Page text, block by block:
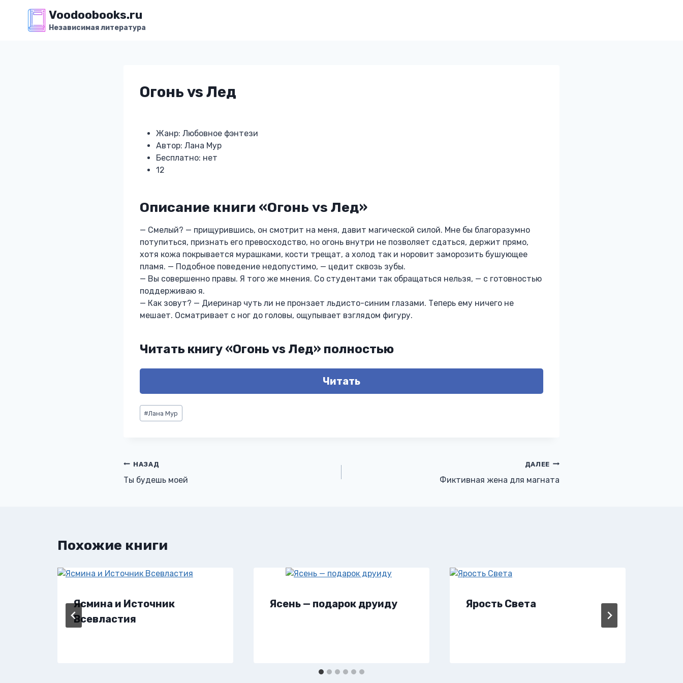
содержимому
Voodoobooks.ru
Независимая литература
Огонь vs Лед
Жанр: Любовное фэнтези
Автор: Лана Мур
Бесплатно: нет
12
Описание книги «Огонь vs Лед»
— Смелый? — прищурившись, он смотрит на меня, давит магической силой. Мне бы благоразумно
потупиться, признать его превосходство, но огонь внутри не позволяет сдаться, держит прямо,
хотя кожа покрывается мурашками, кости трещат, а холод так и норовит заморозить бушующее
пламя. — Подобное поведение недопустимо, — цедит сквозь зубы.
— Вы совершенно правы. Я того же мнения. Со студентами так обращаться нельзя, — с готовностью
поддерживаю я.
— Как зовут? — Диеринар чуть ли не пронзает льдисто-синим глазами. Теперь ему ничего не
мешает. Осматривает с ног до головы, ощупывает взглядом фигуру.
Читать книгу «Огонь vs Лед» полностью
Читать
Метки
записи:
#Лана Мур
Навигация
по
НАЗАД
Ты будешь моей
ДАЛЕЕ
Фиктивная жена для магната
Похожие книги
Ясмина и Источник
Всевластия
Ясень — подарок друиду Ярость Света